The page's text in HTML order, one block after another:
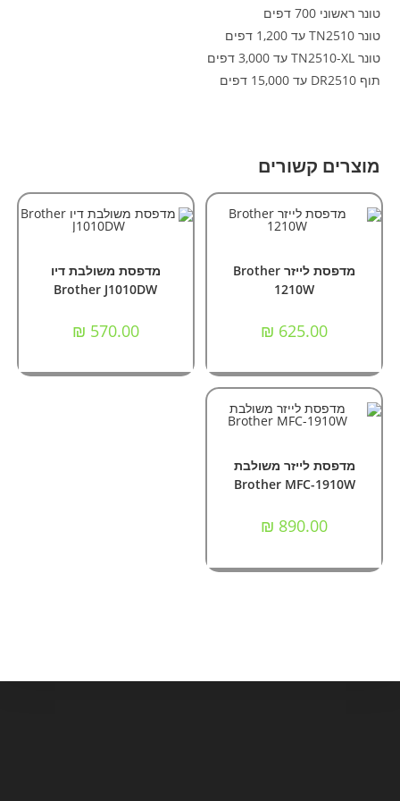
טונר ראשוני 700 דפים
טונר TN2510 עד 1,200 דפים
טונר TN2510-XL עד 3,000 דפים
תוף DR2510 עד 15,000 דפים
מוצרים קשורים
מדפסת לייזר Brother
1210W
₪ 625.00
מדפסת משולבת דיו
Brother J1010DW
₪ 570.00
מדפסת לייזר משולבת
Brother MFC-1910W
₪ 890.00